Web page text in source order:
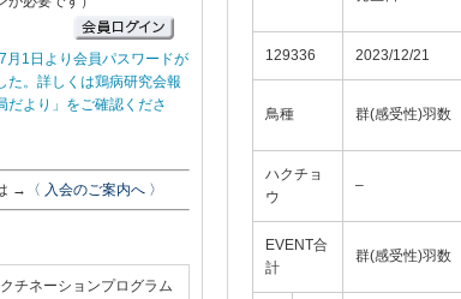
129336 2023/12/21
鳥種 群(感受性)羽数
ハクチョ
ウ
–
EVENT合
計
群(感受性)羽数
1日より会員パスワードが
た。詳しくは鶏病研究会報
だより」をご確認くださ
→ 〈 入会のご案内へ 〉
チネーションプログラム